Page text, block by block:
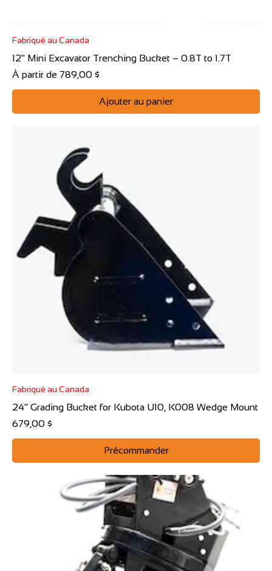
Fabriqué au Canada
12" Mini Excavator Trenching Bucket – 0.8T to 1.7T
À partir de 789,00 $
Prix promotionnel
Ajouter au panier
Fabriqué au Canada
24" Grading Bucket for Kubota U10, K008 Wedge Mount
Prix
679,00 $
Précommander